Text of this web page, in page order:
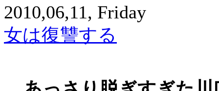
2010,06,11, Friday
女は復讐する